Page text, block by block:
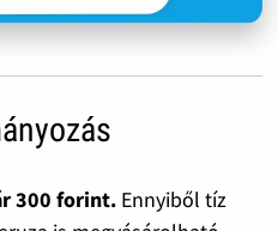
300 forint.Ennyiből tíz